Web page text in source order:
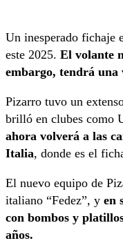
Un inesperado fichaje
este 2025. El volante
embargo, tendrá
Pizarro tuvo un
brilló en clubes como
ahora volverá a las
Italia, donde es el
El nuevo equipo de
italiano “Fedez”, y en
con bombos y
años.